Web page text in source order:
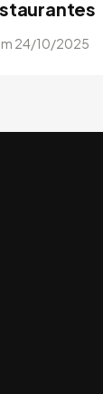
24/10/2025